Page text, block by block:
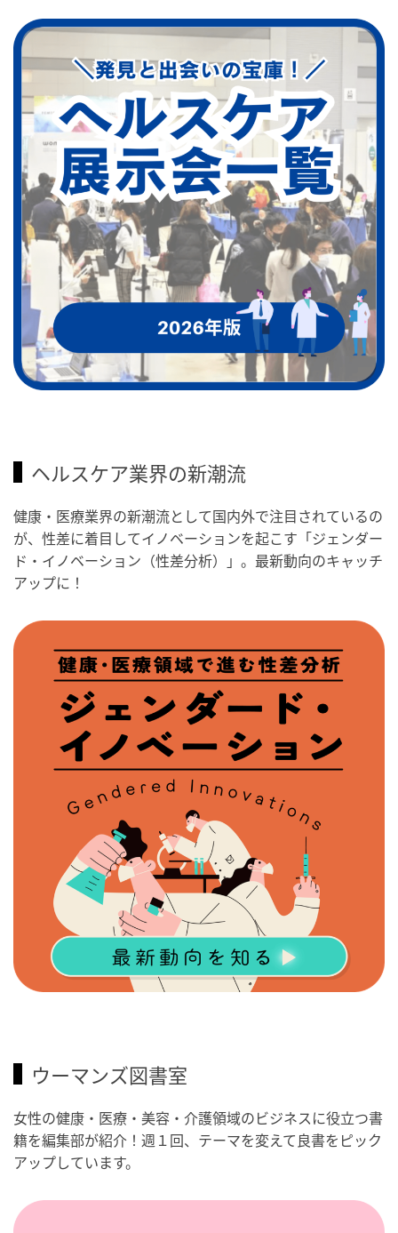
ヘルスケア業界の新潮流
健康・医療業界の新潮流として国内外で注目されているの
が、性差に着目してイノベーションを起こす「ジェンダー
ド・イノベーション（性差分析）」。最新動向のキャッチ
アップに！
ウーマンズ図書室
女性の健康・医療・美容・介護領域のビジネスに役立つ書
籍を編集部が紹介！週１回、テーマを変えて良書をピック
アップしています。